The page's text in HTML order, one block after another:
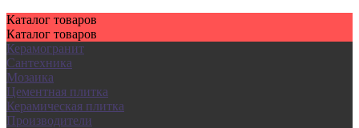
Каталог товаров
Каталог товаров
Керамогранит
Сантехника
Мозаика
Цементная плитка
Керамическая плитка
Производители